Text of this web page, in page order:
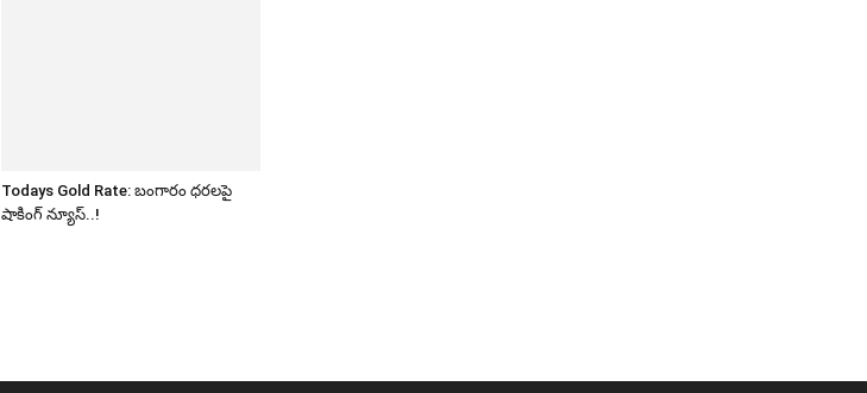
Todays Gold Rate: బంగారం ధరలపై
షాకింగ్ న్యూస్..!